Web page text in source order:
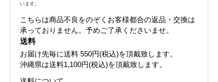
います。
こちらは商品不良をのぞくお客様都合の返品・交換は
承っておりません。予めご了承くださいませ。
送料
お届け先毎に送料 550円(税込)を頂戴致します。
沖縄県は送料1,100円(税込)を頂戴致します。